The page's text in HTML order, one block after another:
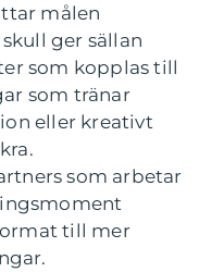
målen
ger sällan
som kopplas till
som tränar
eller kreativt
som arbetar
till mer